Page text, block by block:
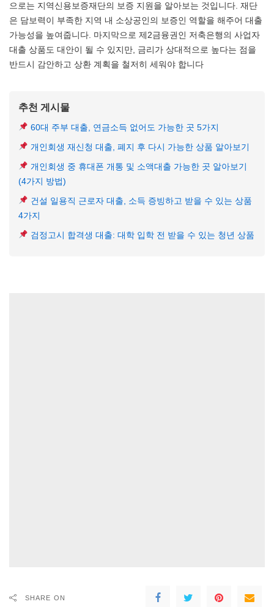
으로는 지역신용보증재단의 보증 지원을 알아보는 것입니다. 재단
은 담보력이 부족한 지역 내 소상공인의 보증인 역할을 해주어 대출
가능성을 높여줍니다. 마지막으로 제2금융권인 저축은행의 사업자
대출 상품도 대안이 될 수 있지만, 금리가 상대적으로 높다는 점을
반드시 감안하고 상환 계획을 철저히 세워야 합니다
추천 게시물
60대 주부 대출, 연금소득 없어도 가능한 곳 5가지
개인회생 재신청 대출, 폐지 후 다시 가능한 상품 알아보기
개인회생 중 휴대폰 개통 및 소액대출 가능한 곳 알아보기
(4가지 방법)
건설 일용직 근로자 대출, 소득 증빙하고 받을 수 있는 상품
4가지
검정고시 합격생 대출: 대학 입학 전 받을 수 있는 청년 상품
SHARE ON